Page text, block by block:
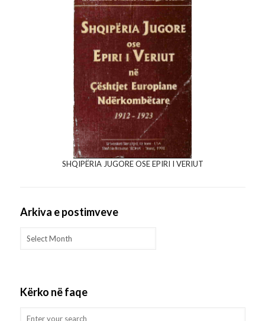
SHQIPËRIA JUGORE OSE EPIRI I VERIUT
Arkiva e postimveve
Kërko në faqe